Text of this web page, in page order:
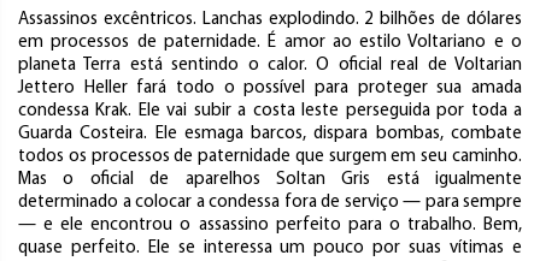
Assassinos excêntricos. Lanchas explodindo. 2 bilhões de dólares
em processos de paternidade. É amor ao estilo Voltariano e o
planeta Terra está sentindo o calor. O oficial real de Voltarian
Jettero Heller fará todo o possível para proteger sua amada
condessa Krak. Ele vai subir a costa leste perseguida por toda a
Guarda Costeira. Ele esmaga barcos, dispara bombas, combate
todos os processos de paternidade que surgem em seu caminho.
Mas o oficial de aparelhos Soltan Gris está igualmente
determinado a colocar a condessa fora de serviço — para sempre
— e ele encontrou o assassino perfeito para o trabalho. Bem,
quase perfeito. Ele se interessa um pouco por suas vítimas e